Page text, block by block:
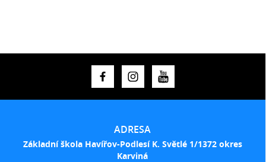
ADRESA
Základní škola Havířov-Podlesí K. Světlé 1/1372 okres
Karviná